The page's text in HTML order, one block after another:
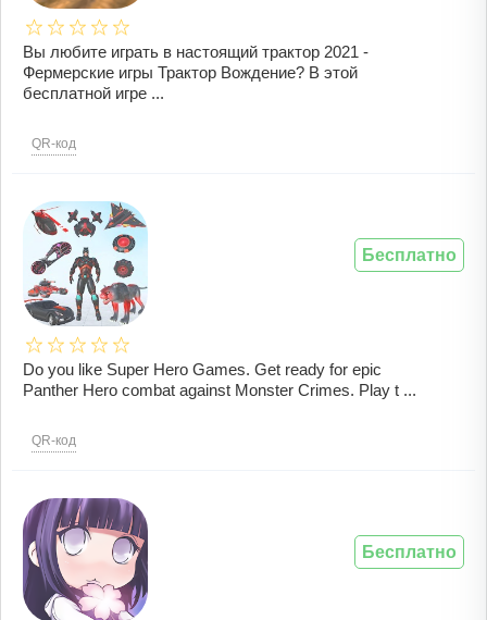
Вы любите играть в настоящий трактор 2021 -
Фермерские игры Трактор Вождение? В этой
бесплатной игре ...
QR-код
Do you like Super Hero Games. Get ready for epic
Panther Hero combat against Monster Crimes. Play t ...
QR-код
Бесплатно
Бесплатно